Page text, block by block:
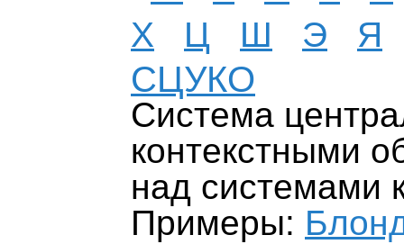
Х
Ц Ш Э Я
СЦУКО
Система
контекстными
над системами
Примеры: